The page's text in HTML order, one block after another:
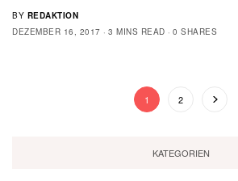
BY REDAKTION
DEZEMBER 16, 2017
3 MINS READ 0 SHARES
1 2
KATEGORIEN